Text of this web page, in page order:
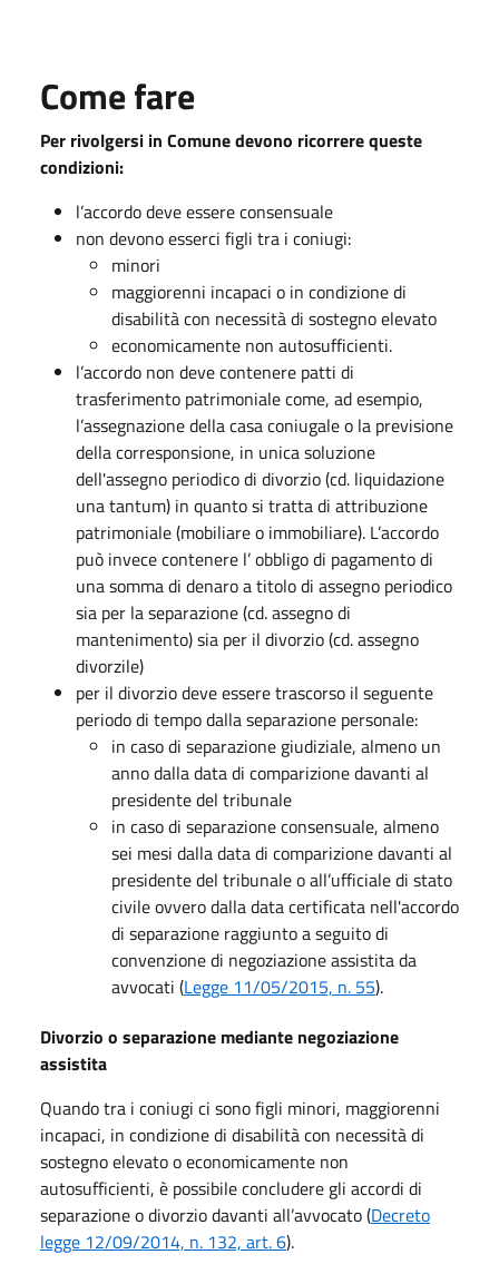
Come fare
Per rivolgersi in Comune devono ricorrere queste
condizioni:
l’accordo deve essere consensuale
non devono esserci figli tra i coniugi:
minori
maggiorenni incapaci o in condizione di
disabilità con necessità di sostegno elevato
economicamente non autosufficienti.
l’accordo non deve contenere patti di
trasferimento patrimoniale come, ad esempio,
l’assegnazione della casa coniugale o la previsione
della corresponsione, in unica soluzione
dell'assegno periodico di divorzio (cd. liquidazione
una tantum) in quanto si tratta di attribuzione
patrimoniale (mobiliare o immobiliare). L’accordo
può invece contenere l’ obbligo di pagamento di
una somma di denaro a titolo di assegno periodico
sia per la separazione (cd. assegno di
mantenimento) sia per il divorzio (cd. assegno
divorzile)
per il divorzio deve essere trascorso il seguente
periodo di tempo dalla separazione personale:
in caso di separazione giudiziale, almeno un
anno dalla data di comparizione davanti al
presidente del tribunale
in caso di separazione consensuale, almeno
sei mesi dalla data di comparizione davanti al
presidente del tribunale o all’ufficiale di stato
civile ovvero dalla data certificata nell'accordo
di separazione raggiunto a seguito di
convenzione di negoziazione assistita da
avvocati (Legge 11/05/2015, n. 55).
Divorzio o separazione mediante negoziazione
assistita
Quando tra i coniugi ci sono figli minori, maggiorenni
incapaci, in condizione di disabilità con necessità di
sostegno elevato o economicamente non
autosufficienti, è possibile concludere gli accordi di
separazione o divorzio davanti all’avvocato (Decreto
legge 12/09/2014, n. 132, art. 6).